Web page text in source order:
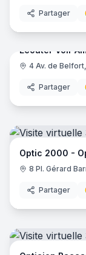
Partager
Écouter Voir
4 Av. de
Partager
Optic 2000 -
8 Pl. Gérard
Partager